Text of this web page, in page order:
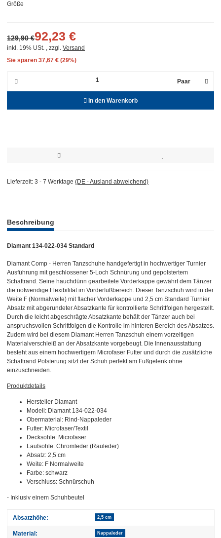
Größe
92,23 €
129,90 €
inkl. 19% USt. , zzgl. Versand
Sie sparen 37,67 € (29%)
Paar
In den Warenkorb
Lieferzeit: 3 - 7 Werktage (DE - Ausland abweichend)
Beschreibung
Diamant 134-022-034 Standard
Diamant Comp - Herren Tanzschuhe handgefertigt in hochwertiger Turnier
Ausführung mit geschlossener 5-Loch Schnürung und gepolstertem
Schaftrand. Seine hauchdünn gearbeitete Vorderkappe gewährt dem Tänzer
die notwendige Flexibilität im Vorderfußbereich. Dieser Tanzschuh wird in der
Weite F (Normalweite) mit flacher Vorderkappe und 2,5 cm Standard Turnier
Absatz mit abgerundeter Absatzkante für kontrollierte Schrittfolgen hergestellt.
Durch die leicht abgeschrägte Absatzkante behält der Tänzer auch bei
anspruchsvollen Schrittfolgen die Kontrolle im hinteren Bereich des Absatzes.
Zudem wird bei diesem Diamant Herren Tanzschuh einem vorzeitigen
Materialverschleiß an der Absatzkante vorgebeugt. Die Innenausstattung
besteht aus einem hochwertigem Microfaser Futter und durch die zusätzliche
Schaftrand Polsterung sitzt der Schuh perfekt am Fußgelenk ohne
einzuschneiden.
Produktdetails
Hersteller Diamant
Modell: Diamant 134-022-034
Obermaterial: Rind-Nappaleder
Futter: Microfaser/Textil
Decksohle: Microfaser
Laufsohle: Chromleder (Rauleder)
Absatz: 2,5 cm
Weite: F Normalweite
Farbe: schwarz
Verschluss: Schnürschuh
- Inklusiv einem Schuhbeutel
Produkteigenschaft
Wert
Absatzhöhe: 2,5 cm
Material: Nappaleder